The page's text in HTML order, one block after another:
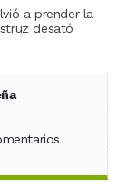
a prender la
desató
X (Twitter)
en WhatsApp